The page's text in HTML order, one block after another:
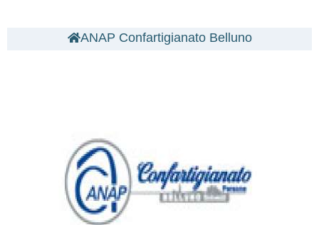
ANAP Confartigianato Belluno